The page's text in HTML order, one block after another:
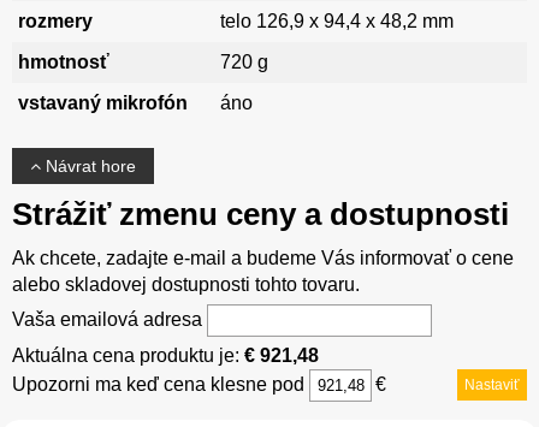
rozmery
telo 126,9 x 94,4 x 48,2 mm
hmotnosť
720 g
vstavaný mikrofón
áno
Návrat hore
Strážiť zmenu ceny a dostupnosti
Ak chcete, zadajte e-mail a budeme Vás informovať o cene
alebo skladovej dostupnosti tohto tovaru.
Vaša emailová adresa
Aktuálna cena produktu je: € 921,48
Upozorni ma keď cena klesne pod
€ Nastaviť